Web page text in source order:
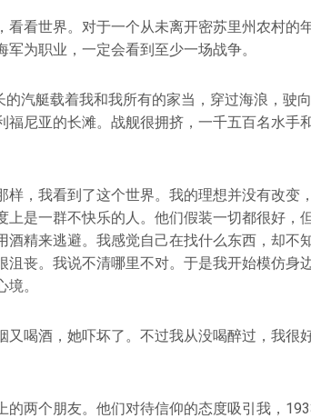
看看世界。对于一个从未离开密苏里州农村的
为职业，一定会看到至少一场战争。
的汽艇载着我和我所有的家当，穿过海浪，驶
尼亚的长滩。战舰很拥挤，一千五百名水手
样，我看到了这个世界。我的理想并没有改变
上是一群不快乐的人。他们假装一切都很好，
酒精来逃避。我感觉自己在找什么东西，却不
沮丧。我说不清哪里不对。于是我开始模仿身
。
又喝酒，她吓坏了。不过我从没喝醉过，我很
的两个朋友。他们对待信仰的态度吸引我，